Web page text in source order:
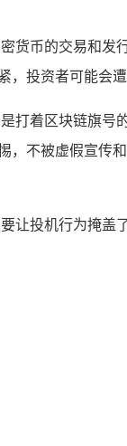
货币的交易和
投资者可能会遭
打着区块链旗
不被虚假宣
让投机行为掩盖